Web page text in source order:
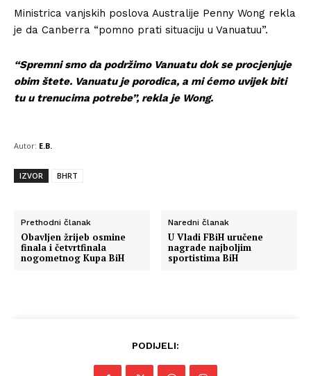
Ministrica vanjskih poslova Australije Penny Wong rekla
je da Canberra “pomno prati situaciju u Vanuatuu”.
“Spremni smo da podržimo Vanuatu dok se procjenjuje
obim štete. Vanuatu je porodica, a mi ćemo uvijek biti
tu u trenucima potrebe”, rekla je Wong.
Autor: E.B.
IZVOR BHRT
Prethodni članak
Obavljen žrijeb osmine
finala i četvrtfinala
nogometnog Kupa BiH
Naredni članak
U Vladi FBiH uručene
nagrade najboljim
sportistima BiH
PODIJELI: